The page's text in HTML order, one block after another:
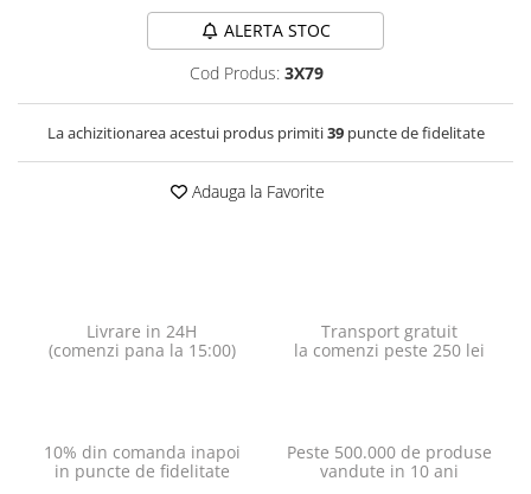
ALERTA STOC
Cod Produs: 3X79
La achizitionarea acestui produs primiti39puncte de fidelitate
Adauga la Favorite
Livrare in 24H
(comenzi pana la 15:00)
Transport gratuit
la comenzi peste 250 lei
10% din comanda inapoi
in puncte de fidelitate
Peste 500.000 de produse
vandute in 10 ani